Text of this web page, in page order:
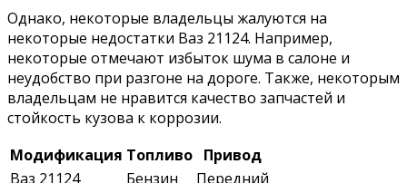
Однако, некоторые владельцы жалуются на
некоторые недостатки Ваз 21124. Например,
некоторые отмечают избыток шума в салоне и
неудобство при разгоне на дороге. Также, некоторым
владельцам не нравится качество запчастей и
стойкость кузова к коррозии.
Модификация Топливо Привод
Ваз 21124
Бензин
Передний